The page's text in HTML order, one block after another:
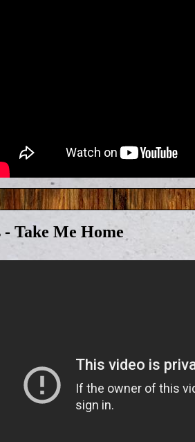
Take Me Home